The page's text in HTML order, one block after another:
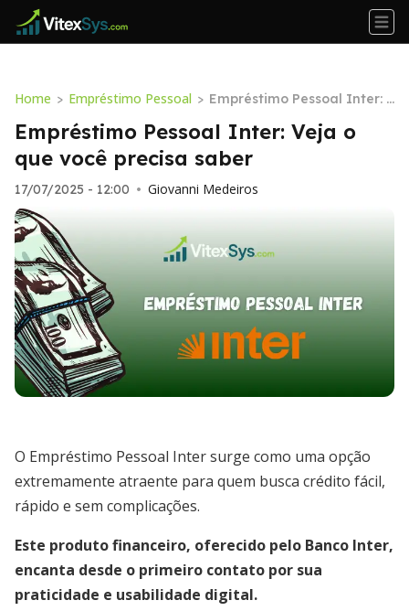
Home > Empréstimo Pessoal > Empréstimo Pessoal Inter: V
eja o que você precisa sabe
r
Empréstimo Pessoal Inter: Veja o
que você precisa saber
17/07/2025 - 12:00 • Giovanni Medeiros
O Empréstimo Pessoal Inter surge como uma opção
extremamente atraente para quem busca crédito fácil,
rápido e sem complicações.
Este produto financeiro, oferecido pelo Banco Inter,
encanta desde o primeiro contato por sua
praticidade e usabilidade digital.